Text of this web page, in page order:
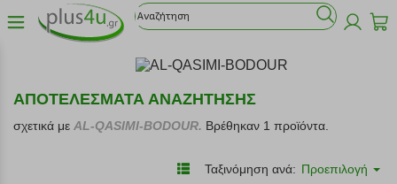
ΑΠΟΤΕΛΕΣΜΑΤΑ ΑΝΑΖΗΤΗΣΗΣ
σχετικά με AL-QASIMI-BODOUR. Βρέθηκαν 1 προϊόντα.
Ταξινόμηση ανά: Προεπιλογή